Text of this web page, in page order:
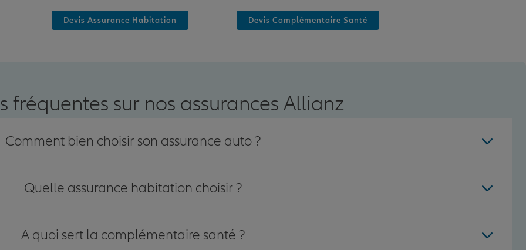
Devis Assurance Habitation Devis Complémentaire Santé
fréquentes sur nos assurances Allianz
Comment bien choisir son assurance auto ?
Quelle assurance habitation choisir ?
A quoi sert la complémentaire santé ?